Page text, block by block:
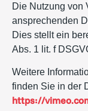
Die Nutzung von
ansprechenden
Dies stellt ein
Abs. 1 lit. f
Weitere
finden Sie in der
https://